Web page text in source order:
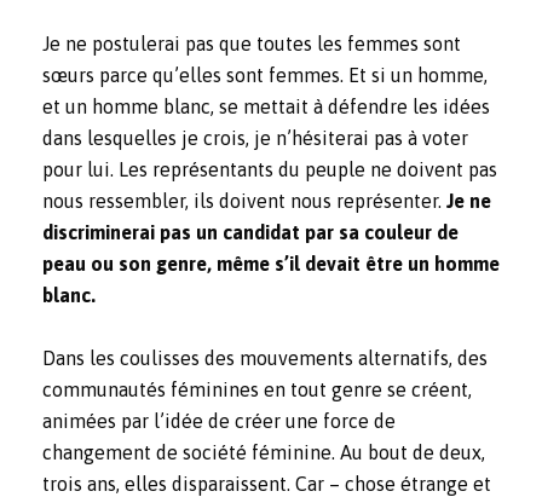
Je ne postulerai pas que toutes les femmes sont
sœurs parce qu’elles sont femmes. Et si un homme,
et un homme blanc, se mettait à défendre les idées
dans lesquelles je crois, je n’hésiterai pas à voter
pour lui. Les représentants du peuple ne doivent pas
nous ressembler, ils doivent nous représenter. Je ne
discriminerai pas un candidat par sa couleur de
peau ou son genre, même s’il devait être un homme
blanc.
Dans les coulisses des mouvements alternatifs, des
communautés féminines en tout genre se créent,
animées par l’idée de créer une force de
changement de société féminine. Au bout de deux,
trois ans, elles disparaissent. Car – chose étrange et